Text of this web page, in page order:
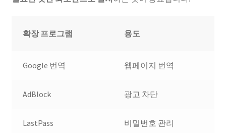
확장 프로그램 용도
Google 번역 웹페이지 번역
AdBlock 광고 차단
LastPass 비밀번호 관리